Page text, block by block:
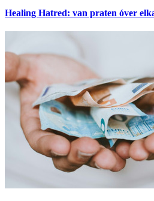
Healing Hatred: van praten óver